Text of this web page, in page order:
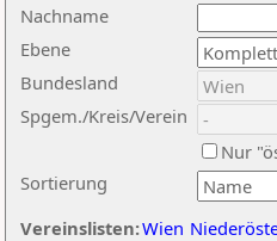
Nachname
Ebene
Sortierung
Bundesland
Spgem./Kreis/Verein
Nur
Vereinslisten:Wien